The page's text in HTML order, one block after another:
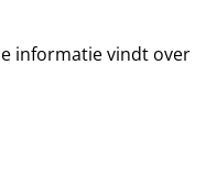
informatie vindt over